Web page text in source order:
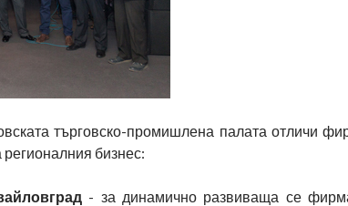
търговско-промишлена палата отличи
бизнес:
- за динамично развиваща се